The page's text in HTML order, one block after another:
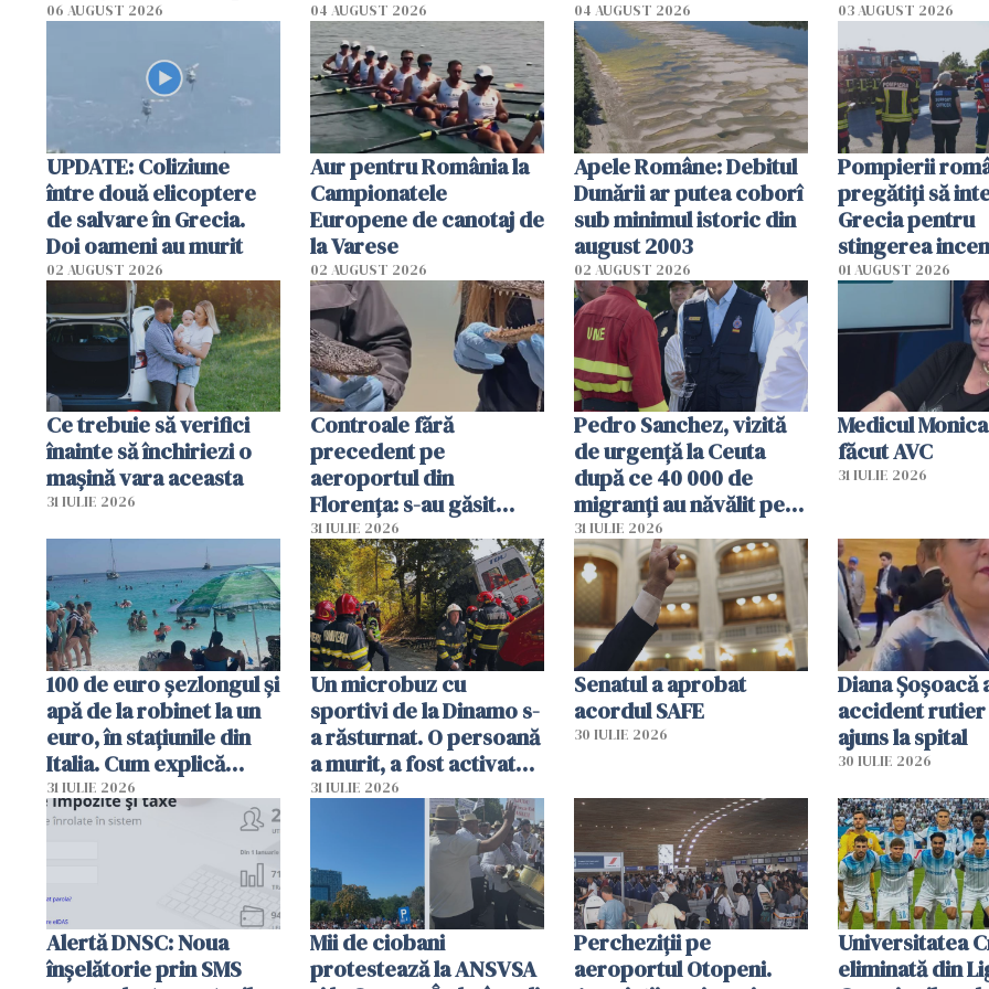
România într-un volum
06 AUGUST 2026 04 AUGUST 2026
cm faţă de ziua trecută
04 AUGUST 2026
România
efectele, deși a
în iulie
03 AUGUST 2026
UPDATE: Coliziune
între două elicoptere
de salvare în Grecia.
Doi oameni au murit
02 AUGUST 2026
Aur pentru România la
Campionatele
Europene de canotaj de
la Varese
02 AUGUST 2026
Apele Române: Debitul
Dunării ar putea coborî
sub minimul istoric din
august 2003
02 AUGUST 2026
Pompierii
pregătiţi să
Grecia pentru
stingerea
01 AUGUST 2026
Ce trebuie să verifici
înainte să închiriezi o
mașină vara aceasta
31 IULIE 2026
Controale fără
precedent pe
aeroportul din
Florența: s-au găsit
capete de aligator și o
sumă imensă de bani
31 IULIE 2026
Pedro Sanchez, vizită
de urgență la Ceuta
după ce 40 000 de
migranți au năvălit pe
teritoriul spaniol: „Vom
mobiliza toate
resursele"
31 IULIE 2026
Medicul
făcut AVC
31 IULIE 2026
100 de euro șezlongul și
apă de la robinet la un
euro, în stațiunile din
Italia. Cum explică
autoritățile
31 IULIE 2026
Un microbuz cu
sportivi de la Dinamo s-
a răsturnat. O persoană
a murit, a fost activat
planul roșu de
31 IULIE 2026
Senatul a aprobat
acordul SAFE
30 IULIE 2026
Diana Șoșoacă
accident rutier
ajuns la spital
30 IULIE 2026
Alertă DNSC: Noua
înșelătorie prin SMS
Mii de ciobani
protestează la ANSVSA
Percheziții pe
aeroportul Otopeni.
Universitatea
eliminată din